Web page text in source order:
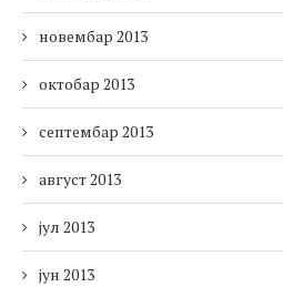
новембар 2013
октобар 2013
септембар 2013
август 2013
јул 2013
јун 2013